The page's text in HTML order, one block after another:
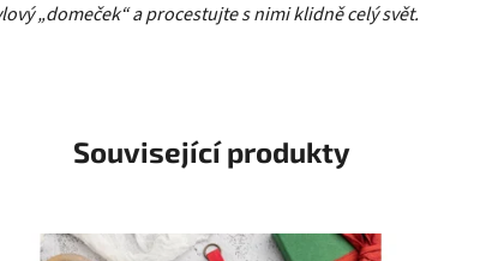
„domeček“ a procestujte s nimi klidně celý svět.
Související produkty